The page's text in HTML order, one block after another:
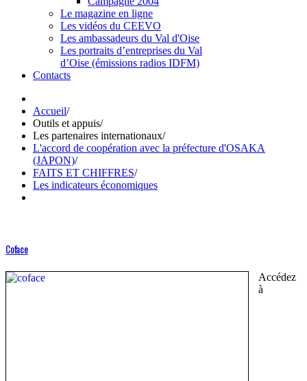
Le magazine en ligne
Les vidéos du CEEVO
Les ambassadeurs du Val d'Oise
Les portraits d’entreprises du Val
d’Oise (émissions radios IDFM)
Contacts
Accueil/
Outils et appuis/
Les partenaires internationaux/
L'accord de coopération avec la préfecture d'OSAKA
(JAPON)/
FAITS ET CHIFFRES/
Les indicateurs économiques
Coface
Accédez
à